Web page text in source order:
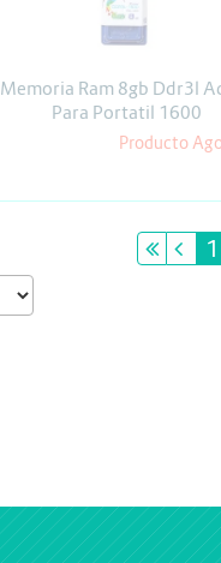
Memoria Ram 8gb Ddr3l
Para Portatil 1600
Producto
1